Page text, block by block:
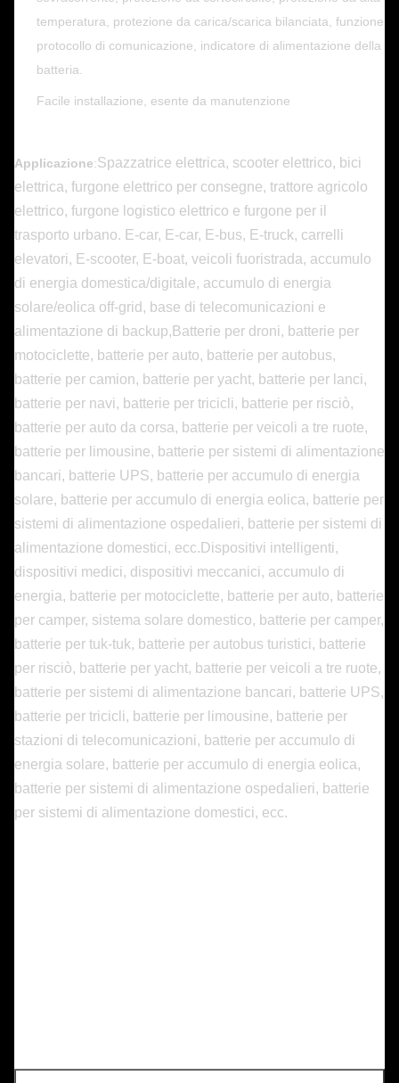
temperatura, protezione da carica/scarica bilanciata, funzione
protocollo di comunicazione, indicatore di alimentazione della
batteria.
Facile installazione, esente da manutenzione
Applicazione:Spazzatrice elettrica, scooter elettrico, bici
elettrica, furgone elettrico per consegne, trattore agricolo
elettrico, furgone logistico elettrico e furgone per il
trasporto urbano. E-car, E-car, E-bus, E-truck, carrelli
elevatori, E-scooter, E-boat, veicoli fuoristrada, accumulo
di energia domestica/digitale, accumulo di energia
solare/eolica off-grid, base di telecomunicazioni e
alimentazione di backup, Batterie per droni, batterie per
motociclette, batterie per auto, batterie per autobus,
batterie per camion, batterie per yacht, batterie per lanci,
batterie per navi, batterie per tricicli, batterie per risciò,
batterie per auto da corsa, batterie per veicoli a tre ruote,
batterie per limousine, batterie per sistemi di alimentazione
bancari, batterie UPS, batterie per accumulo di energia
solare, batterie per accumulo di energia eolica, batterie per
sistemi di alimentazione ospedalieri, batterie per sistemi di
alimentazione domestici, ecc. Dispositivi intelligenti,
dispositivi medici, dispositivi meccanici, accumulo di
energia, batterie per motociclette, batterie per auto, batterie
per camper, sistema solare domestico, batterie per camper,
batterie per tuk-tuk, batterie per autobus turistici, batterie
per risciò, batterie per yacht, batterie per veicoli a tre ruote,
batterie per sistemi di alimentazione bancari, batterie UPS,
batterie per tricicli, batterie per limousine, batterie per
stazioni di telecomunicazioni, batterie per accumulo di
energia solare, batterie per accumulo di energia eolica,
batterie per sistemi di alimentazione ospedalieri, batterie
per sistemi di alimentazione domestici, ecc.